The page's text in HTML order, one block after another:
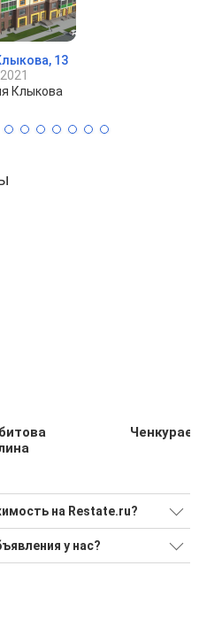
13
Клыкова
на Restate.ru?
недвижимость?
объявление
у нас?